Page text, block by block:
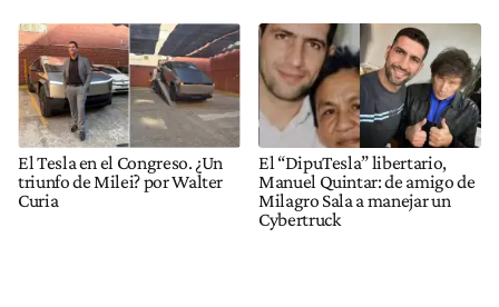
El Tesla en el Congreso. ¿Un
triunfo de Milei? por Walter
Curia
El “DipuTesla” libertario,
Manuel Quintar: de amigo de
Milagro Sala a manejar un
Cybertruck